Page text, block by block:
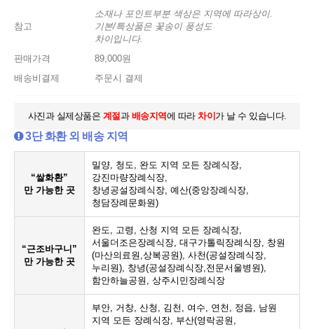
참고
소재나 포인트부분 색상은 지역에 따라상이.
기본/특상품은 꽃송이 풍성도
차이입니다.
판매가격
89,000원
배송비결제
주문시 결제
사진과 실제상품은 계절과 배송지역에 따라 차이 가 날 수 있습니다.
3단 화환 외 배송 지역
“쌀화환”
만 가능한 곳
밀양, 청도, 완도 지역 모든 장례식장,
강진마량장례식장,
창녕공설장례식장, 예산(중앙장례식장,
청담장례문화원)
“근조바구니”
만 가능한 곳
완도, 고령, 산청 지역 모든 장례식장,
서울더조은장례식장, 대구가톨릭장례식장, 창원
(마산의료원,상복공원), 사천(공설장례식장,
누리원), 창녕(공설장례식장,전문서울병원),
함안하늘공원, 상주시민장례식장
부안, 거창, 산청, 김천, 여수, 연천, 정읍, 남원
지역 모든 장례식장, 부산(영락공원,